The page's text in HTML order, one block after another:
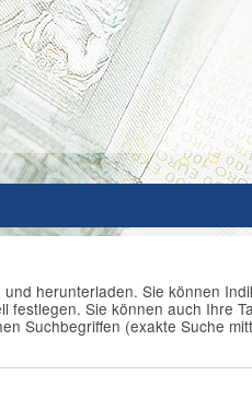
herunterladen. Sie können
Sie können auch Ihre
Suchbegriffen (exakte Suche